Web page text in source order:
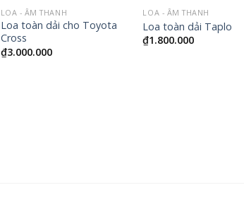
LOA - ÂM THANH
Loa toàn dải cho Toyota
Cross
₫3.000.000
LOA - ÂM THANH
Loa toàn dải Taplo
₫1.800.000